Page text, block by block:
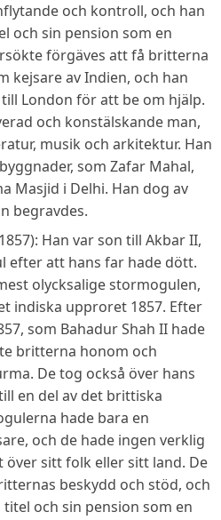
och kontroll, och han
och sin pension som en
förgäves att få britterna
kejsare av Indien, och han
London för att be om hjälp.
och konstälskande man,
musik och arkitektur. Han
som Zafar Mahal,
Masjid i Delhi. Han dog av
begravdes.
Han var son till Akbar II,
efter att hans far hade dött.
olycksalige stormogulen,
indiska upproret 1857. Efter
som Bahadur Shah II hade
britterna honom och
De tog också över hans
en del av det brittiska
hade bara en
och de hade ingen verklig
sitt folk eller sitt land. De
beskydd och stöd, och
och sin pension som en